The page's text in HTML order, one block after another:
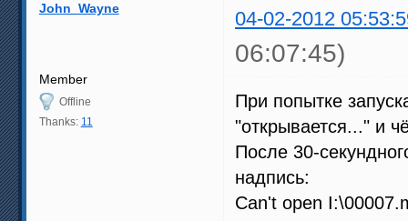
John_Wayne 04-02-2012
06:07:45)
Member
Offline
Thanks: 11
При попытке
"открывается..." и
После 30-
надпись:
Can't open